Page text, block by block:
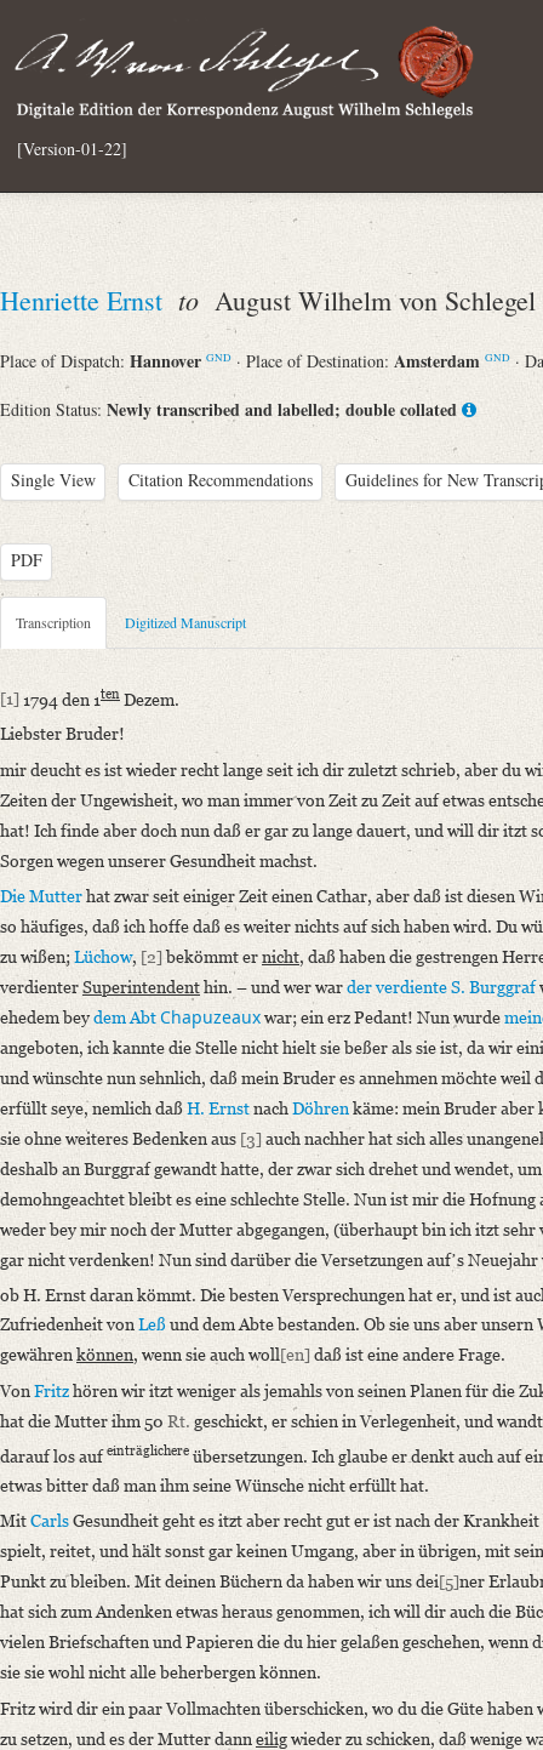
[Version-01-22]
Henriette Ernst to August Wilhelm von Schlegel
Place of Dispatch: Hannover GND · Place of Destination: Amsterdam GND ·
Edition Status: Newly transcribed and labelled; double collated
Single View Citation Recommendations Guidelines for New
PDF
Metadata Concerning Header
Sender: Henriette Ernst
Recipient: August Wilhelm von Schlegel
Place of Dispatch: Hannover
Place of Destination: Amsterdam GND
Date: 01.12.1794
Notations: Absende- und Empfangsort erschlossen.
Manuscript
Provider: Dresden, Sächsische Landesbibliothek - Staats- und
OAI Id: DE-1a-33449
Classification Number: Mscr.Dresd.e.90,XIX,Bd.7,Nr.80
Number of Pages: 4S. auf Doppelbl. u. 2 S., hs. m. U.
Format: 18,3 x 12,6 cm; 18,2 x 16,5 cm
Incipit: „[1] 1794 den 1ten Dezem.
Liebster Bruder!
mir deucht es ist wieder recht lange seit ich dir zuletzt schrieb, aber
Language
German
Editors
Bamberg, Claudia
Transcription Digitized Manuscript
[1] 1794 den 1ten Dezem.
Liebster Bruder!
mir deucht es ist wieder recht lange seit ich dir zuletzt schrieb, aber du
Zeiten der Ungewisheit, wo man immer von Zeit zu Zeit auf etwas
hat! Ich finde aber doch nun daß er gar zu lange dauert, und will dir itzt
Sorgen wegen unserer Gesundheit machst.
Die Mutterhat zwar seit einiger Zeit einen Cathar, aber daß ist diesen
so häufiges, daß ich hoffe daß es weiter nichts auf sich haben wird. Du
zu wißen; Lüchow, [2]bekömmt ernicht, daß haben die gestrengen
verdienterSuperintendenthin. – und wer warder verdiente S. Burggraf
ehedem beydem AbtChapuzeauxwar; ein erz Pedant! Nun wurde
angeboten, ich kannte die Stelle nicht hielt sie beßer als sie ist, da wir
und wünschte nun sehnlich, daß mein Bruder es annehmen möchte
erfüllt seye, nemlich daßH. Ernstnach Döhrenkäme: mein Bruder aber
sie ohne weiteres Bedenken aus [3]auch nachher hat sich alles
deshalb an Burggraf gewandt hatte, der zwar sich drehet und wendet,
demohngeachtet bleibt es eine schlechte Stelle. Nun ist mir die Hofnung
weder bey mir noch der Mutter abgegangen, (überhaupt bin ich itzt
gar nicht verdenken! Nun sind darüber die Versetzungen aufʼs
ob H. Ernst daran kömmt. Die besten Versprechungen hat er, und ist
Zufriedenheit von Leß und dem Abte bestanden. Ob sie uns aber unsern
gewähren können, wenn sie auch woll[en] daß ist eine andere Frage.
VonFritzhören wir itzt weniger als jemahls von seinen Planen für die
hat die Mutter ihm 50 Rt. geschickt, er schien in Verlegenheit, und
darauf los aufeinträglichere übersetzungen. Ich glaube er denkt auch auf
etwas bitter daß man ihm seine Wünsche nicht erfüllt hat.
MitCarlsGesundheit geht es itzt aber recht gut er ist nach der
spielt, reitet, und hält sonst gar keinen Umgang, aber in übrigen, mit
Punkt zu bleiben. Mit deinen Büchern da haben wir uns dei[5]ner
hat sich zum Andenken etwas heraus genommen, ich will dir auch die
vielen Briefschaften und Papieren die du hier gelaßen geschehen,
sie sie wohl nicht alle beherbergen können.
Fritz wird dir ein paar Vollmachten überschicken, wo du die Güte
zu setzen, und es der Mutter dann eiligwieder zu schicken, daß wenige